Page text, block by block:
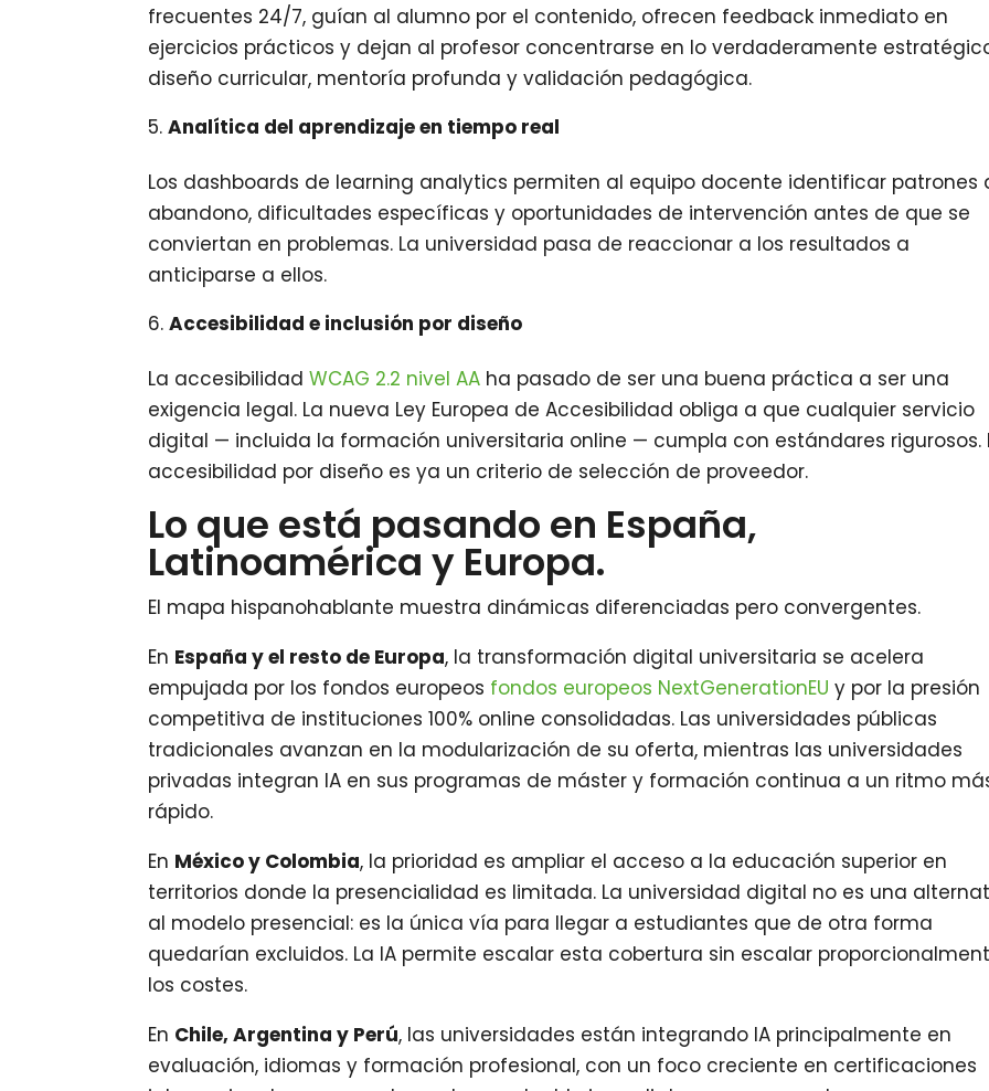
frecuentes 24/7, guían al alumno por el contenido, ofrecen feedback inmediato en
ejercicios prácticos y dejan al profesor concentrarse en lo verdaderamente
diseño curricular, mentoría profunda y validación pedagógica.
Analítica del aprendizaje en tiempo real
Los dashboards de learning analytics permiten al equipo docente identificar patrones
abandono, dificultades específicas y oportunidades de intervención antes de que se
conviertan en problemas. La universidad pasa de reaccionar a los resultados a
anticiparse a ellos.
Accesibilidad e inclusión por diseño
La accesibilidadWCAG 2.2 nivel AA ha pasado de ser una buena práctica a ser una
exigencia legal. La nueva Ley Europea de Accesibilidad obliga a que cualquier servicio
digital — incluida la formación universitaria online — cumpla con estándares rigurosos.
accesibilidad por diseño es ya un criterio de selección de proveedor.
Lo que está pasando en España,
Latinoamérica y Europa.
El mapa hispanohablante muestra dinámicas diferenciadas pero convergentes.
En España y el resto de Europa, la transformación digital universitaria se acelera
empujada por los fondos europeos fondos europeos NextGenerationEU y por la presión
competitiva de instituciones 100% online consolidadas. Las universidades públicas
tradicionales avanzan en la modularización de su oferta, mientras las universidades
privadas integran IA en sus programas de máster y formación continua a un ritmo
rápido.
En México y Colombia, la prioridad es ampliar el acceso a la educación superior en
territorios donde la presencialidad es limitada. La universidad digital no es una
al modelo presencial: es la única vía para llegar a estudiantes que de otra forma
quedarían excluidos. La IA permite escalar esta cobertura sin escalar
los costes.
En Chile, Argentina y Perú, las universidades están integrando IA principalmente en
evaluación, idiomas y formación profesional, con un foco creciente en certificaciones